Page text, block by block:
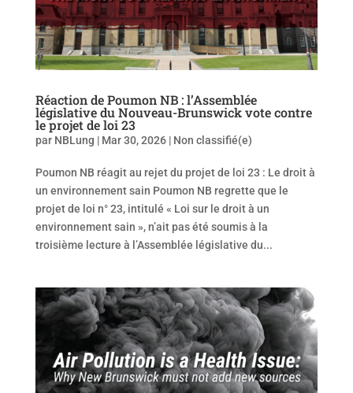
Réaction de Poumon NB : l’Assemblée
législative du Nouveau-Brunswick vote contre
le projet de loi 23
par NBLung | Mar 30, 2026| Non classifié(e)
Poumon NB réagit au rejet du projet de loi 23 : Le droit à
un environnement sain Poumon NB regrette que le
projet de loi n° 23, intitulé « Loi sur le droit à un
environnement sain », n’ait pas été soumis à la
troisième lecture à l’Assemblée législative du...